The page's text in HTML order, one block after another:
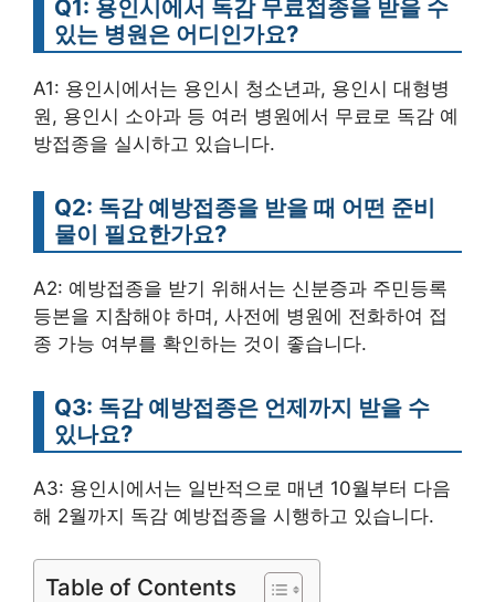
Q1: 용인시에서 독감 무료접종을 받을 수
있는 병원은 어디인가요?
A1: 용인시에서는 용인시 청소년과, 용인시 대형병
원, 용인시 소아과 등 여러 병원에서 무료로 독감 예
방접종을 실시하고 있습니다.
Q2: 독감 예방접종을 받을 때 어떤 준비
물이 필요한가요?
A2: 예방접종을 받기 위해서는 신분증과 주민등록
등본을 지참해야 하며, 사전에 병원에 전화하여 접
종 가능 여부를 확인하는 것이 좋습니다.
Q3: 독감 예방접종은 언제까지 받을 수
있나요?
A3: 용인시에서는 일반적으로 매년 10월부터 다음
해 2월까지 독감 예방접종을 시행하고 있습니다.
Table of Contents